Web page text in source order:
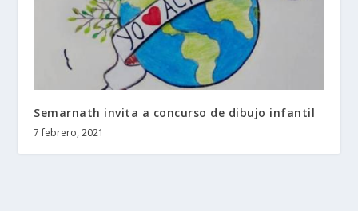
Semarnath invita a concurso de dibujo infantil
7 febrero, 2021